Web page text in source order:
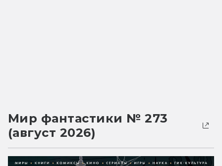
Мир фантастики № 273
(август 2026)